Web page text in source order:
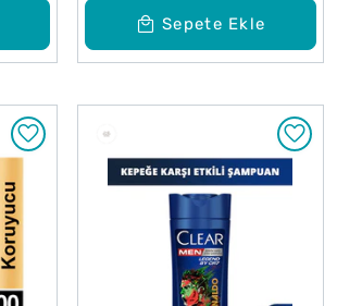
Sepete Ekle
300 ml